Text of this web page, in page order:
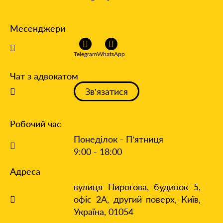
Месенджери
TelegramWhatsApp
Чат з адвокатом
Зв’язатися
Робочий час
Понеділок - П’ятниця
9:00 - 18:00
Адреса
вулиця Пирогова, будинок 5,
офіс 2А, другий поверх, Київ,
Україна, 01054